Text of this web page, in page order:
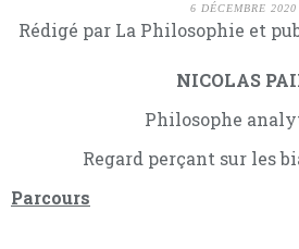
6 DÉCEMBRE 2020
Rédigé par La Philosophie et
NICOLAS
Philosophe
Regard perçant sur les
Parcours